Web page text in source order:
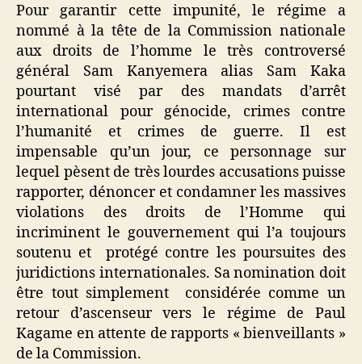
Pour garantir cette impunité, le régime a
nommé à la tête de la Commission nationale
aux droits de l’homme le très controversé
général Sam Kanyemera alias Sam Kaka
pourtant visé par des mandats d’arrêt
international pour génocide, crimes contre
l’humanité et crimes de guerre. Il est
impensable qu’un jour, ce personnage sur
lequel pèsent de très lourdes accusations puisse
rapporter, dénoncer et condamner les massives
violations des droits de l’Homme qui
incriminent le gouvernement qui l’a toujours
soutenu et protégé contre les poursuites des
juridictions internationales. Sa nomination doit
être tout simplement considérée comme un
retour d’ascenseur vers le régime de Paul
Kagame en attente de rapports « bienveillants »
de la Commission.